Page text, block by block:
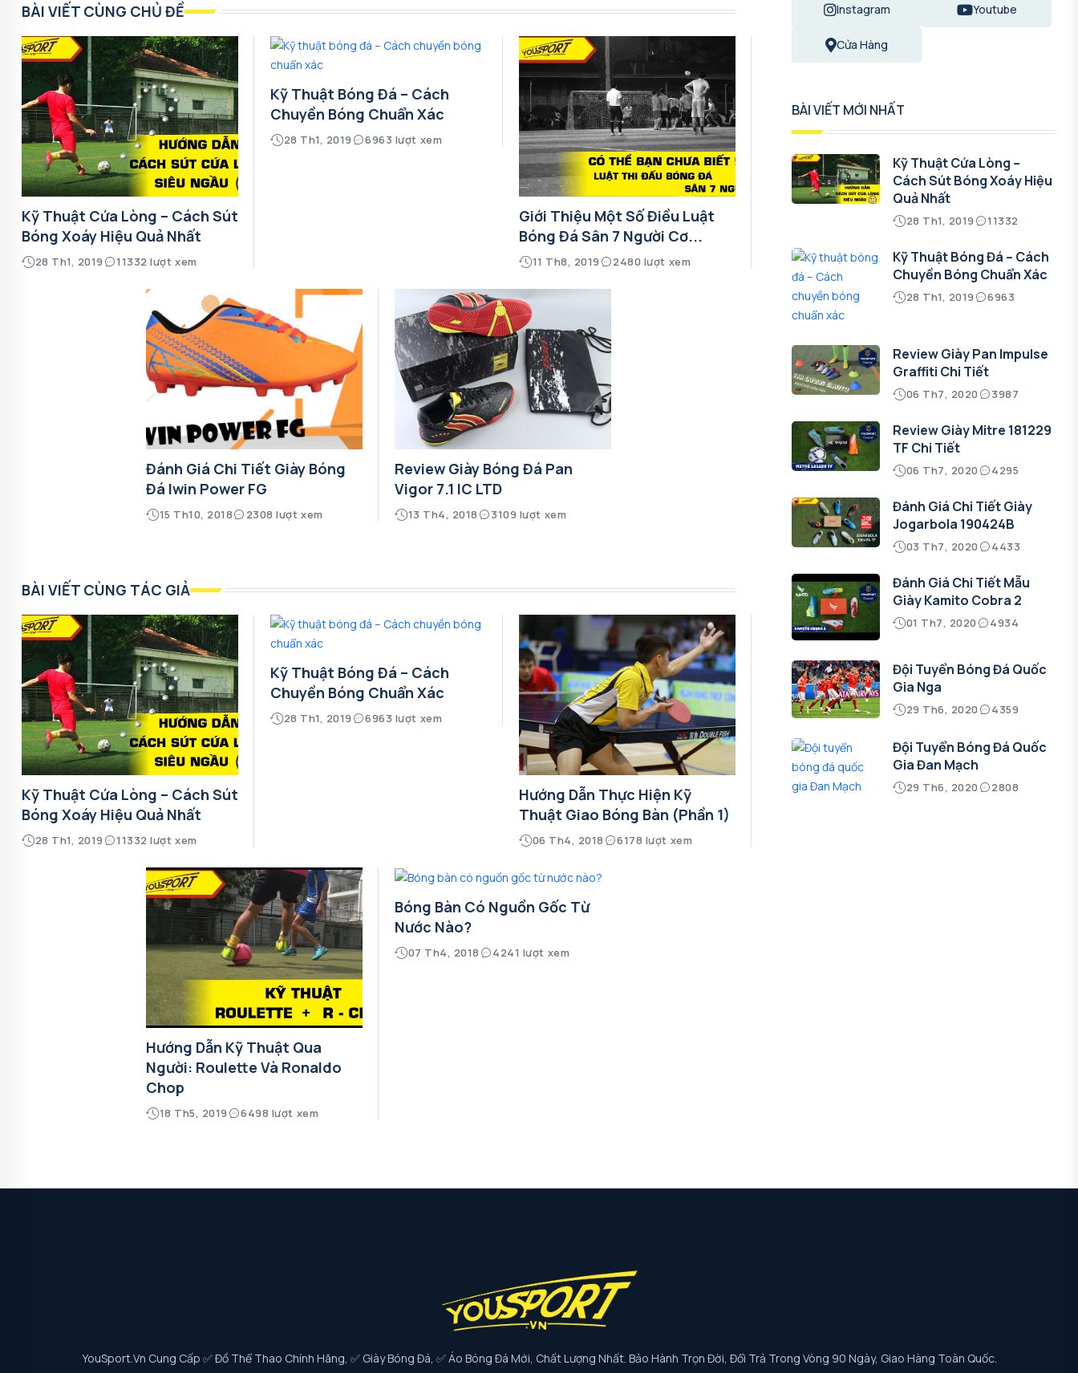
BÀI VIẾT CÙNG CHỦ ĐỀ
Kỹ Thuật Cứa Lòng – Cách Sút
Bóng Xoáy Hiệu Quả Nhất
28 Th1, 2019 11332 lượt xem
Kỹ Thuật Bóng Đá – Cách
Chuyền Bóng Chuẩn Xác
28 Th1, 2019 6963 lượt xem
Giới Thiệu Một Số Điều Luật
Bóng Đá Sân 7 Người Cơ...
11 Th8, 2019 2480 lượt xem
Đánh Giá Chi Tiết Giày Bóng
Đá Iwin Power FG
15 Th10, 2018 2308 lượt xem
Review Giày Bóng Đá Pan
Vigor 7.1 IC LTD
13 Th4, 2018 3109 lượt xem
BÀI VIẾT CÙNG TÁC GIẢ
Kỹ Thuật Cứa Lòng – Cách Sút
Bóng Xoáy Hiệu Quả Nhất
28 Th1, 2019 11332 lượt xem
Kỹ Thuật Bóng Đá – Cách
Chuyền Bóng Chuẩn Xác
28 Th1, 2019 6963 lượt xem
Hướng Dẫn Thực Hiện Kỹ
Thuật Giao Bóng Bàn (phần 1)
06 Th4, 2018 6178 lượt xem
Hướng Dẫn Kỹ Thuật Qua
Người: Roulette Và Ronaldo
Chop
18 Th5, 2019 6498 lượt xem
Bóng Bàn Có Nguồn Gốc Từ
Nước Nào?
07 Th4, 2018 4241 lượt xem
Instagram Youtube
Cửa Hàng
BÀI VIẾT MỚI NHẤT
Kỹ Thuật Cứa Lòng –
Cách Sút Bóng Xoáy Hiệu
Quả Nhất
28 Th1, 2019 11332
Kỹ Thuật Bóng Đá – Cách
Chuyền Bóng Chuẩn Xác
28 Th1, 2019 6963
Review Giày Pan Impulse
Graffiti Chi Tiết
06 Th7, 2020 3987
Review Giày Mitre 181229
TF Chi Tiết
06 Th7, 2020 4295
Đánh Giá Chi Tiết Giày
Jogarbola 190424B
03 Th7, 2020 4433
Đánh Giá Chi Tiết Mẫu
Giày Kamito Cobra 2
01 Th7, 2020 4934
Đội Tuyển Bóng Đá Quốc
Gia Nga
29 Th6, 2020 4359
Đội Tuyển Bóng Đá Quốc
Gia Đan Mạch
29 Th6, 2020 2808
YouSport.vn Cung Cấp ✅ Đồ Thể Thao Chính Hãng, ✅ Giày Bóng Đá, ✅ Áo Bóng Đá Mới, Chất Lượng Nhất. Bảo Hành Trọn Đời, Đổi Trả Trong Vòng 90 Ngày, Giao Hàng Toàn Quốc.